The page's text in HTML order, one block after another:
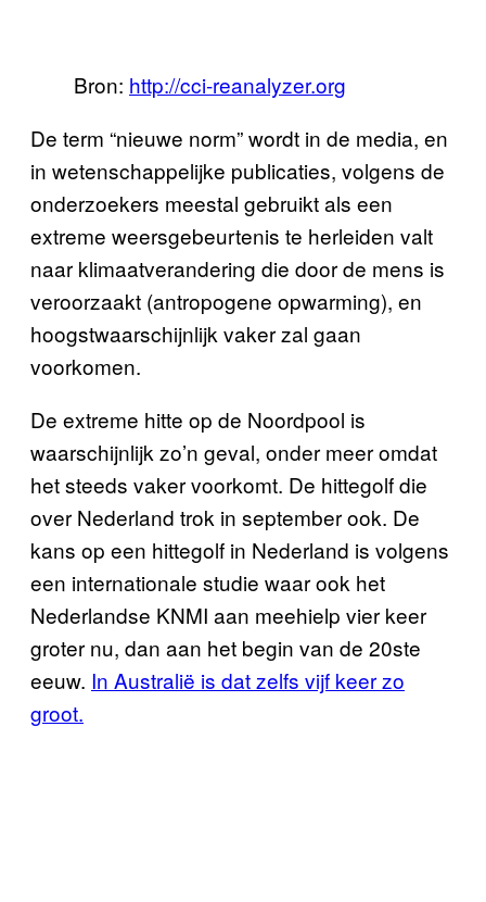
Bron: http://cci-reanalyzer.org
De term “nieuwe norm” wordt in de media, en
in wetenschappelijke publicaties, volgens de
onderzoekers meestal gebruikt als een
extreme weersgebeurtenis te herleiden valt
naar klimaatverandering die door de mens is
veroorzaakt (antropogene opwarming), en
hoogstwaarschijnlijk vaker zal gaan
voorkomen.
De extreme hitte op de Noordpool is
waarschijnlijk zo’n geval, onder meer omdat
het steeds vaker voorkomt. De hittegolf die
over Nederland trok in september ook. De
kans op een hittegolf in Nederland is volgens
een internationale studie waar ook het
Nederlandse KNMI aan meehielp vier keer
groter nu, dan aan het begin van de 20ste
eeuw. In Australië is dat zelfs vijf keer zo
groot.